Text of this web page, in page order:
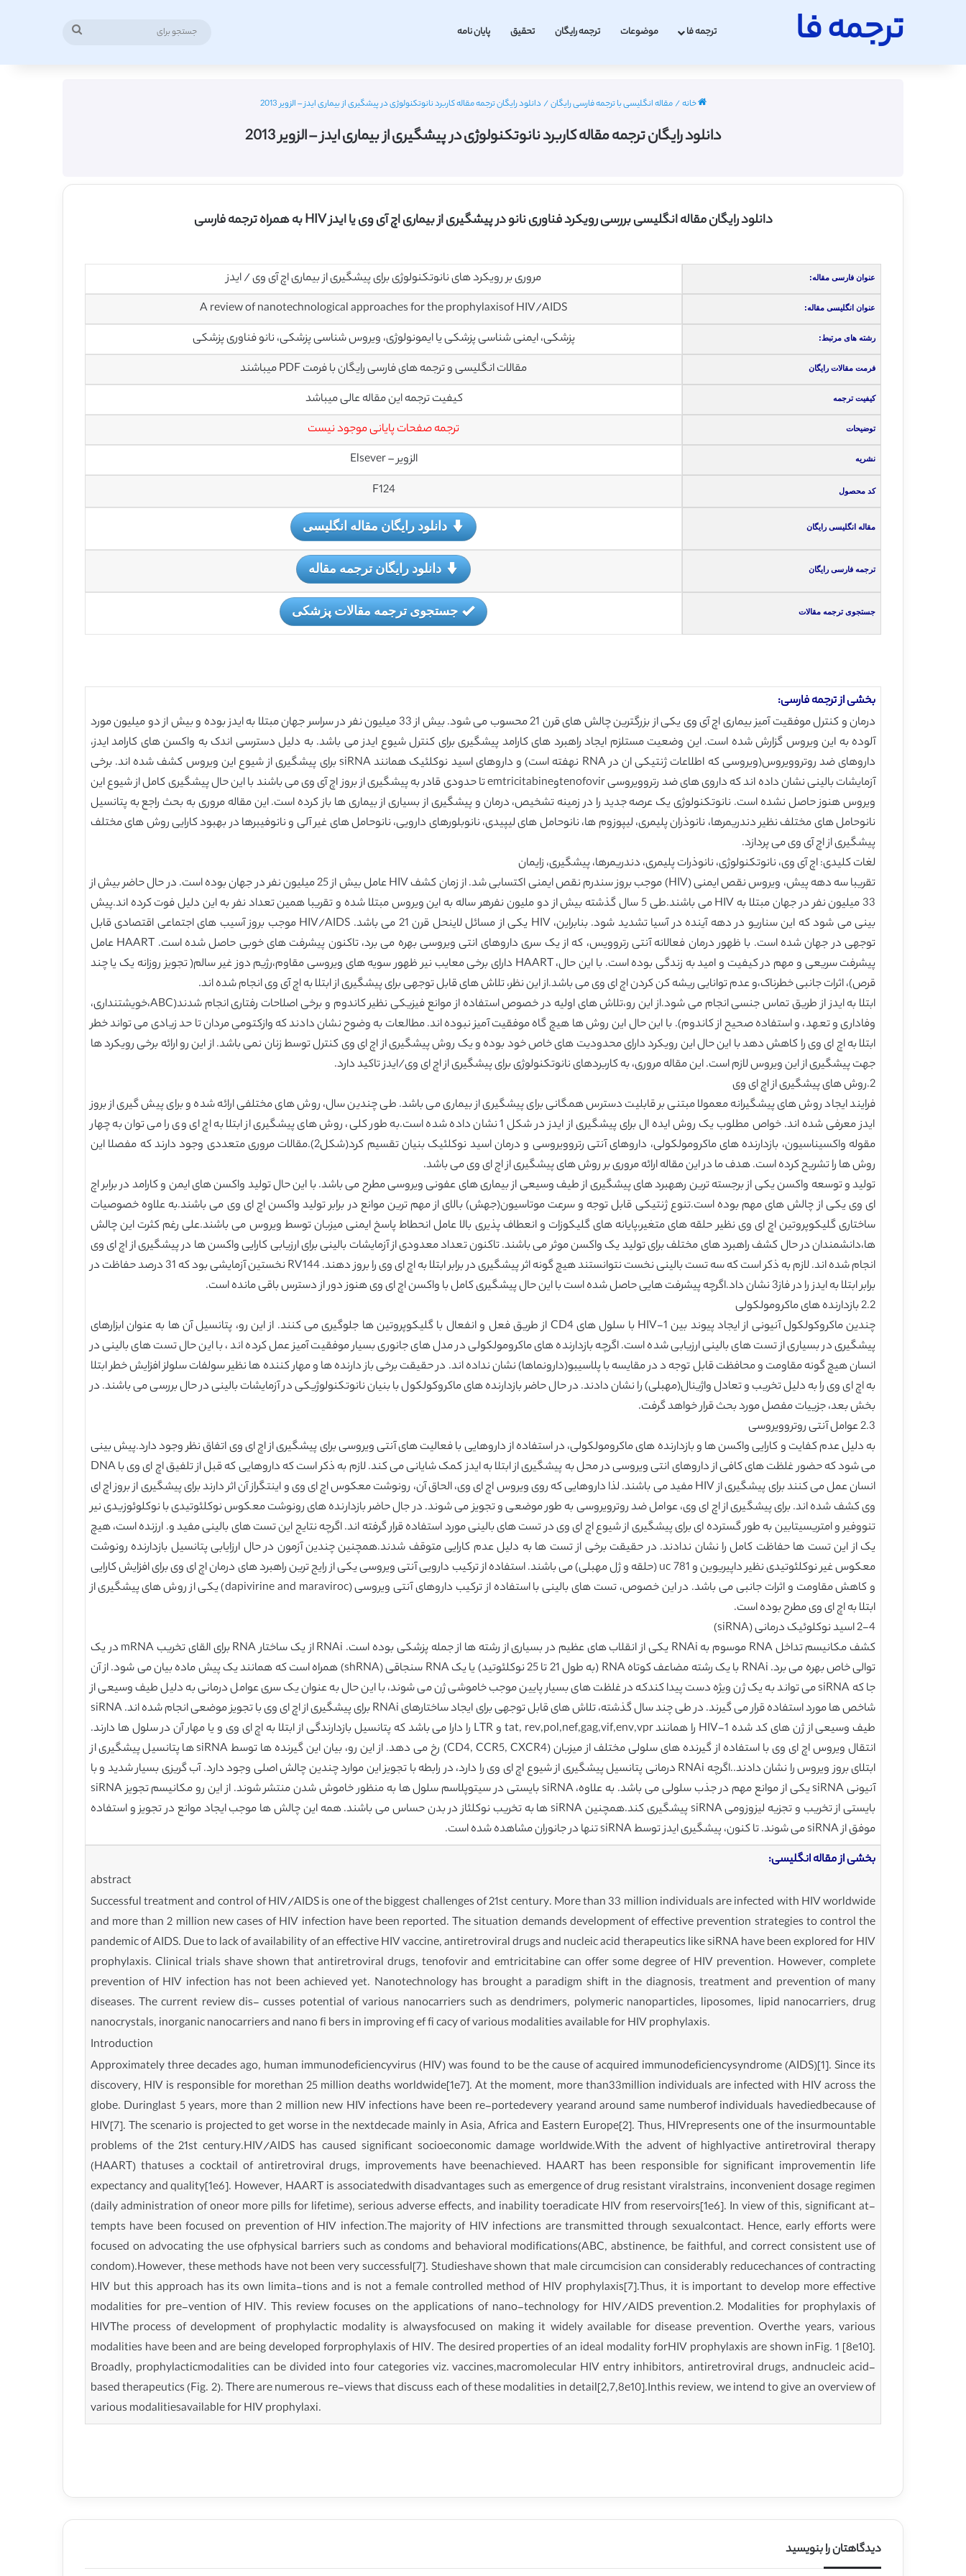
ترجمه فا ترجمه فا موضوعات ترجمه رایگان تحقیق پایان نامه
خانه/مقاله انگلیسی با ترجمه فارسی رایگان/ دانلود رایگان ترجمه مقاله کاربرد نانوتکنولوژی در پیشگیری از بیماری ایدز – الزویر 2013
دانلود رایگان ترجمه مقاله کاربرد نانوتکنولوژی در پیشگیری از بیماری ایدز – الزویر 2013
دانلود رایگان مقاله انگلیسی بررسی رویکرد فناوری نانو در پیشگیری از بیماری اچ آی وی یا ایدز HIV به همراه ترجمه فارسی
عنوان فارسی مقاله: مروری بر رویکرد های نانوتکنولوژی برای پیشگیری از بیماری اچ آی وی / ایدز
عنوان انگلیسی مقاله: A review of nanotechnological approaches for the prophylaxisof HIV/AIDS
رشته های مرتبط: پزشکی، ایمنی شناسی پزشکی یا ایمونولوژی، ویروس شناسی پزشکی، نانو فناوری پزشکی
فرمت مقالات رایگان مقالات انگلیسی و ترجمه های فارسی رایگان با فرمت PDF میباشند
کیفیت ترجمه کیفیت ترجمه این مقاله عالی میباشد
توضیحات ترجمه صفحات پایانی موجود نیست
نشریه الزویر – Elsever
کد محصول F124
مقاله انگلیسی رایگان دانلود رایگان مقاله انگلیسی
ترجمه فارسی رایگان دانلود رایگان ترجمه مقاله
جستجوی ترجمه مقالات جستجوی ترجمه مقالات پزشکی
بخشی از ترجمه فارسی:
درمان و کنترل موفقیت آمیز بیماری اچ آی وی یکی از بزرگترین چالش های قرن 21 محسوب می شود. بیش از 33 میلیون نفر در سراسر جهان مبتلا به ایدز بوده و بیش از دو میلیون مورد
آلوده به این ویروس گزارش شده است. این وضعیت مستلزم ایجاد راهبرد های کارامد پیشگیری برای کنترل شیوع ایدز می باشد. به دلیل دسترسی اندک به واکسن های کارامد ایدز،
داروهای ضد روتروویروس(ویروسی که اطلاعات ژنتیکی ان در RNA نهفته است) و داروهای اسید نوکلئیک همانند siRNA برای پیشگیری از شیوع این ویروس کشف شده اند. برخی
آزمایشات بالینی نشان داده اند که داروی های ضد رتروویروسی tenofovirوemtricitabine تا حدودی قادر به پیشگیری از بروز اچ آی وی می باشند با این حال پیشگیری کامل از شیوع این
ویروس هنوز حاصل نشده است. نانوتکنولوژی یک عرصه جدید را در زمینه تشخیص، درمان و پیشگیری از بسیاری از بیماری ها باز کرده است. این مقاله مروری به بحث راجع به پتانسیل
نانوحامل های مختلف نظیر دندریمرها، نانوذران پلیمری، لیپوزوم ها، نانوحامل های لیپیدی، نانوبلورهای دارویی، نانوحامل های غیر آلی و نانوفیبرها در بهبود کارایی روش های مختلف
پیشگیری از اچ آی وی می پردازد.
لغات کلیدی: اچ آی وی، نانوتکنولوژی، نانوذرات پلیمری، دندریمرها، پیشگیری، زایمان
تقریبا سه دهه پیش، ویروس نقص ایمنی (HIV) موجب بروز سندرم نقص ایمنی اکتسابی شد. از زمان کشف HIV عامل بیش از 25 میلیون نفر در جهان بوده است. در حال حاضر بیش از
33 میلیون نفر در جهان مبتلا به HIV می باشند.طی 5 سال گذشته بیش از دو ملیون نفرهر ساله به این ویروس مبتلا شده و تقریبا همین تعداد نفر به این دلیل فوت کرده اند.پیش
بینی می شود که این سناریو در دهه آینده در آسیا تشدید شود. بنابراین، HIV یکی از مسائل لاینحل قرن 21 می باشد. HIV/AIDS موجب بروز آسیب های اجتماعی اقتصادی قابل
توجهی در جهان شده است. با ظهور درمان فعالانه آنتی رتروویس، که از یک سری داروهای انتی ویروسی بهره می برد، تاکنون پیشرفت های خوبی حاصل شده است. HAART عامل
پیشرفت سریعی و مهم در کیفیت و امید به زندگی بوده است. با این حال، HAART دارای برخی معایب نیر ظهور سویه های ویروسی مقاوم،رژیم دوز غیر سالم( تجویز روزانه یک یا چند
قرص)، اثرات جانبی خطرناک،و عدم توانایی ریشه کن کردن اچ ای وی می باشد.از این نظر، تلاش های قابل توجهی برای پیشگیری از ابتلا به اچ آی وی انجام شده اند.
ابتلا به ایدز از طریق تماس جنسی انجام می شود.از این رو،تلاش های اولیه در خصوص استفاده از موانع فیزیکی نظیر کاندوم و برخی اصلاحات رفتاری انجام شدند(ABC،خویشتنداری،
وفاداری و تعهد، و استفاده صحیح از کاندوم). با این حال این روش ها هیچ گاه موفقیت آمیز نبوده اند. مطالعات به وضوح نشان دادند که وازکتومی مردان تا حد زیادی می تواند خطر
ابتلا به اچ ای وی را کاهش دهد با این حال این رویکرد دارای محدودیت های خاص خود بوده و یک روش پیشگیری از اچ ای وی کنترل توسط زنان نمی باشد. از این رو ارائه برخی رویکرد ها
جهت پیشگیری از این ویروس لازم است. این مقاله مروری، به کاربردهای نانوتکنولوژی برای پیشگیری از اچ ای وی/ایدز تاکید دارد.
2.روش های پیشگیری از اچ ای وی
فرایند ایجاد روش های پیشگیرانه معمولا مبتنی بر قابلیت دسترس همگانی برای پیشگیری از بیماری می باشد. طی چندین سال، روش های مختلفی ارائه شده و برای پیش گیری از بروز
ایدز معرفی شده اند. خواص مطلوب یک روش ایده ال برای پیشگیری از ایدز در شکل 1 نشان داده شده است.به طور کلی، روش های پیشگیری از ابتلا به اچ ای وی را می توان به چهار
مقوله واکسیناسیون، بازدارنده های ماکرومولکولی، داروهای آنتی رتروویروسی و درمان اسید نوکلئیک بنیان تقسیم کرد(شکل2).مقالات مروری متعددی وجود دارند که مفصلا این
روش ها را تشریح کرده است. هدف ما در این مقاله ارائه مروری بر روش های پیشگیری از اچ ای وی می باشد.
تولید و توسعه واکسن یکی از برجسته ترین رههبرد های پیشگیری از طیف وسیعی از بیماری های عفونی ویروسی مطرح می باشد. با این حال تولید واکسن های ایمن و کارامد در برابر اچ
ای وی یکی از چالش های مهم بوده است.تنوع ژنتیکی قابل توجه و سرعت موتاسیون(جهش) بالای از مهم ترین موانع در برابر تولید واکسن اچ ای وی می باشند.به علاوه خصوصیات
ساختاری گلیکوپروتین اچ ای وی نظیر حلقه های متغیر،پایانه های گلیکوزات و انعطاف پذیری بالا عامل انحطاط پاسخ ایمنی میزبان توسط ویروس می باشند.علی رغم کثرت این چالش
ها،دانشمندان در حال کشف راهبرد های مختلف برای تولید یک واکسن موثر می باشند. تاکنون تعداد معدودی از آزمایشات بالینی برای ارزیابی کارایی واکسن ها در پیشگیری از اچ ای وی
انجام شده اند. لازم به ذکر است که سه تست بالینی نخست نتوانستند هیچ گونه اثر پیشگیری در برابر ابتلا به اچ ای وی را بروز دهند. RV144 نخستین آزمایشی بود که 31 درصد حفاظت در
برابر ابتلا به ایدز را در فاز3 نشان داد.اگرچه پیشرفت هایی حاصل شده است با این حال پیشگیری کامل با واکسن اچ ای وی هنوز دور از دسترس باقی مانده است.
2.2 بازدارنده های ماکرومولکولی
چندین ماکروکولکول آنیونی از ایجاد پیوند بین HIV-1 با سلول های CD4 از طریق فعل و انفعال با گلیکوپروتین ها جلوگیری می کنند. از این رو، پتانسیل آن ها به عنوان ابزارهای
پیشگیری در بسیاری از تست های بالینی ارزیابی شده است. اگرچه بازدارنده های ماکرومولکولی در مدل های جانوری بسیار موفقیت آمیز عمل کرده اند ، با این حال تست های بالینی در
انسان هیچ گونه مقاومت و محافظت قابل توجه د در مقایسه با پلاسیبو(دارونماها) نشان نداده اند. در حقیقت برخی باز دارنده ها و مهار کننده ها نظیر سولفات سلولز افزایش خطر ابتلا
به اچ ای وی را به دلیل تخریب و تعادل واژینال(مهبلی) را نشان دادند. در حال حاضر بازدارنده های ماکروکولکول با بنیان نانوتکنولوژیکی در آزمایشات بالینی در حال بررسی می باشند. در
بخش بعد، جزییات مفصل مورد بحث قرار خواهد گرفت.
2.3 عوامل آنتی روتروویروسی
به دلیل عدم کفایت و کارایی واکسن ها و بازدارنده های ماکرومولکولی، در استفاده از داروهایی با فعالیت های آنتی ویروسی برای پیشگیری از اچ ای وی اتفاق نظر وجود دارد.پیش بینی
می شود که حضور غلظت های کافی از داروهای انتی ویروسی در محل به پیشگیری از ابتلا به ایدز کمک شایانی می کند. لازم به ذکر است که داروهایی که قبل از تلفیق اچ ای وی با DNA
انسان عمل می کنند برای پیشگیری از HIV مفید می باشند. لذا داروهایی که روی ویروس اچ ای وی، الحاق آن، رونوشت معکوس اچ ای وی و اینتگراز آن اثر دارند برای پیشگیری از بروز اچ ای
وی کشف شده اند. برای پیشگیری از اچ ای وی، عوامل ضد روترویروسی به طور موضعی و تجویز می شوند. در جال حاضر بازدارنده های رونوشت معکوس نوکلئوتیدی با نوکلوئوزیدی نیر
تنووفیر و امتریسیتابین به طور گسترده ای برای پیشگیری از شیوع اچ ای وی در تست های بالینی مورد استفاده قرار گرفته اند. اگرچه نتایج این تست های بالینی مفید و. ارزنده است، هیچ
یک از این تست ها حفاظت کامل را نشان ندادند. در حقیقت برخی از تست ها به دلیل عدم کارایی متوقف شدند.همچنین چندین آزمون در حال ارزایابی پتانسیل بازدارنده رونوشت
معکوس غیر نوکلئوتیدی نظیر داپیریوین و uc 781 (حلقه و ژل مهبلی) می باشند. استفاده از ترکیب دارویی آنتی ویروسی یکی از رایج ترین راهبرد های درمان اچ ای وی برای افزایش کارایی
و کاهش مقاومت و اثرات جانبی می باشد. در این خصوص، تست های بالینی با استفاده از ترکیب داروهای آنتی ویروسی (dapivirine and maraviroc) یکی از روش های پیشگیری از
ابتلا به اچ ای وی مطرح بوده است.
2-4 اسید نوکلوئیک درمانی (siRNA)
کشف مکانیسم تداخل RNA موسوم به RNAi یکی از انقلاب های عظیم در بسیاری از رشته ها از جمله پزشکی بوده است. RNAi از یک ساختار RNA برای القای تخریب mRNA در یک
توالی خاص بهره می برد. RNAi با یک رشته مضاعف کوتاه RNA (به طول 21 تا 25 نوکلئوتید) یا یک RNA سنجاقی (shRNA) همراه است که همانند یک پیش ماده بیان می شود. از آن
جا که siRNA می تواند به یک ژن ویژه دست پیدا کندکه در غلظت های بسیار پایین موجب خاموشی ژن می شوند، با این حال به عنوان یک سری عوامل درمانی به دلیل طیف وسیعی از
شاخص ها مورد استفاده قرار می گیرند. در طی چند سال گذشته، تلاش های قابل توجهی برای ایجاد ساختارهای RNAi برای پیشگیری از اچ ای وی با تجویز موضعی انجام شده اند. siRNA
طیف وسیعی از ژن های کد شده HIV-1 را همانند tat, rev,pol,nef,gag,vif,env,vpr و LTR را دارا می باشد که پتانسیل بازدارندگی از ابتلا به اچ ای وی و یا مهار آن در سلول ها دارند.
انتقال ویروس اچ ای وی با استفاده از گیرنده های سلولی مختلف از میزبان (CD4, CCR5, CXCR4) رخ می دهد. از این رو، بیان این گیرنده ها توسط siRNA ها پتانسیل پیشگیری از
ابتلای بروز ویروس را نشان دادند..اگرچه RNAi درمانی پتانسیل پیشگیری از شیوع اچ ای وی را دارد، در رابطه با تجویز این موارد چندین چالش اصلی وجود دارد. آب گریزی بسیار شدید و با
آنیونی siRNA یکی از موانع مهم در جذب سلولی می باشد. به علاوه، siRNA بایستی در سیتوپلاسم سلول ها به منظور خاموش شدن منتشر شوند. از این رو مکانیسم تجویز siRNA
بایستی از تخریب و تجزیه لیزوزومی siRNA پیشگیری کند.همچنین siRNA ها به تخریب نوکلئاز در بدن حساس می باشند. همه این چالش ها موجب ایجاد موانع در تجویز و استفاده
موفق از siRNA می شوند. تا کنون، پیشگیری ایدز توسط siRNA تنها در جانوران مشاهده شده است.
بخشی از مقاله انگلیسی:
abstract
Successful treatment and control of HIV/AIDS is one of the biggest challenges of 21st century. More than 33 million individuals are infected with HIV worldwide
and more than 2 million new cases of HIV infection have been reported. The situation demands development of effective prevention strategies to control the
pandemic of AIDS. Due to lack of availability of an effective HIV vaccine, antiretroviral drugs and nucleic acid therapeutics like siRNA have been explored for HIV
prophylaxis. Clinical trials shave shown that antiretroviral drugs, tenofovir and emtricitabine can offer some degree of HIV prevention. However, complete
prevention of HIV infection has not been achieved yet. Nanotechnology has brought a paradigm shift in the diagnosis, treatment and prevention of many
diseases. The current review dis- cusses potential of various nanocarriers such as dendrimers, polymeric nanoparticles, liposomes, lipid nanocarriers, drug
nanocrystals, inorganic nanocarriers and nano fi bers in improving ef fi cacy of various modalities available for HIV prophylaxis.
Introduction
Approximately three decades ago, human immunodeficiencyvirus (HIV) was found to be the cause of acquired immunodeficiencysyndrome (AIDS)[1]. Since its
discovery, HIV is responsible for morethan 25 million deaths worldwide[1e7]. At the moment, more than33million individuals are infected with HIV across the
globe. Duringlast 5 years, more than 2 million new HIV infections have been re-portedevery yearand around same numberof individuals havediedbecause of
HIV[7]. The scenario is projected to get worse in the nextdecade mainly in Asia, Africa and Eastern Europe[2]. Thus, HIVrepresents one of the insurmountable
problems of the 21st century.HIV/AIDS has caused significant socioeconomic damage worldwide.With the advent of highlyactive antiretroviral therapy
(HAART) thatuses a cocktail of antiretroviral drugs, improvements have beenachieved. HAART has been responsible for significant improvementin life
expectancy and quality[1e6]. However, HAART is associatedwith disadvantages such as emergence of drug resistant viralstrains, inconvenient dosage regimen
(daily administration of oneor more pills for lifetime), serious adverse effects, and inability toeradicate HIV from reservoirs[1e6]. In view of this, significant at-
tempts have been focused on prevention of HIV infection.The majority of HIV infections are transmitted through sexualcontact. Hence, early efforts were
focused on advocating the use ofphysical barriers such as condoms and behavioral modifications(ABC, abstinence, be faithful, and correct consistent use of
condom).However, these methods have not been very successful[7]. Studieshave shown that male circumcision can considerably reducechances of contracting
HIV but this approach has its own limita-tions and is not a female controlled method of HIV prophylaxis[7].Thus, it is important to develop more effective
modalities for pre-vention of HIV. This review focuses on the applications of nano-technology for HIV/AIDS prevention.2. Modalities for prophylaxis of
HIVThe process of development of prophylactic modality is alwaysfocused on making it widely available for disease prevention. Overthe years, various
modalities have been and are being developed forprophylaxis of HIV. The desired properties of an ideal modality forHIV prophylaxis are shown inFig. 1 [8e10].
Broadly, prophylacticmodalities can be divided into four categories viz. vaccines,macromolecular HIV entry inhibitors, antiretroviral drugs, andnucleic acid-
based therapeutics (Fig. 2). There are numerous re-views that discuss each of these modalities in detail[2,7,8e10].Inthis review, we intend to give an overview of
various modalitiesavailable for HIV prophylaxi.
دیدگاهتان را بنویسید